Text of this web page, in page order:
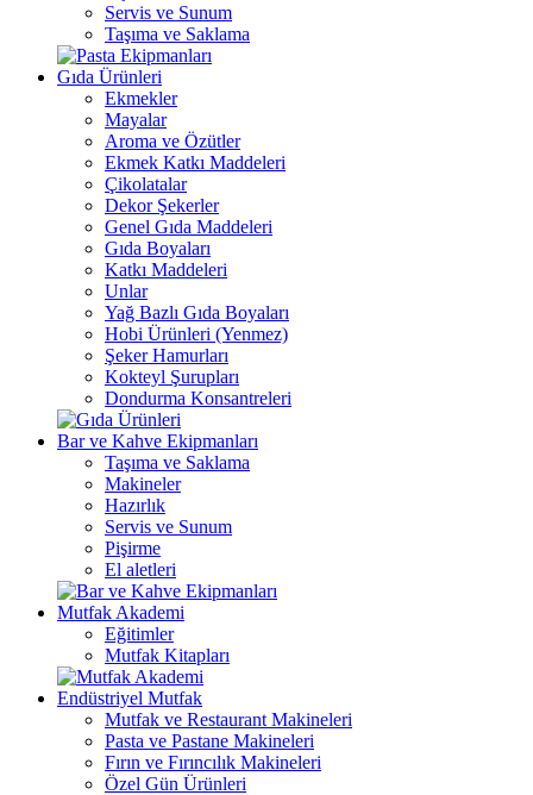
Servis ve Sunum
Taşıma ve Saklama
Gıda Ürünleri
Ekmekler
Mayalar
Aroma ve Özütler
Ekmek Katkı Maddeleri
Çikolatalar
Dekor Şekerler
Genel Gıda Maddeleri
Gıda Boyaları
Katkı Maddeleri
Unlar
Yağ Bazlı Gıda Boyaları
Hobi Ürünleri (Yenmez)
Şeker Hamurları
Kokteyl Şurupları
Dondurma Konsantreleri
Bar ve Kahve Ekipmanları
Taşıma ve Saklama
Makineler
Hazırlık
Servis ve Sunum
Pişirme
El aletleri
Mutfak Akademi
Eğitimler
Mutfak Kitapları
Endüstriyel Mutfak
Mutfak ve Restaurant Makineleri
Pasta ve Pastane Makineleri
Fırın ve Fırıncılık Makineleri
Özel Gün Ürünleri